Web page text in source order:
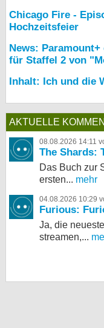
Chicago Fire -
Hochzeitsfeier
News:
für Staffel 2 von
Inhalt: Ich und die
AKTUELLE
08.08.2026 14:11
The Shards:
Das Buch zur
ersten... mehr
04.08.2026 10:29
Furious:
Ja, die
streamen,...